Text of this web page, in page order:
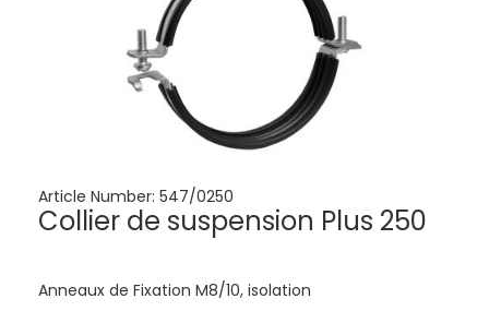
Article Number: 547/0250
Collier de suspension Plus 250
Anneaux de Fixation M8/10, isolation